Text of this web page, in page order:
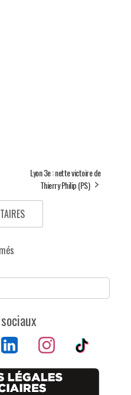
Lyon 3e : nette victoire de
Thierry Philip (PS)